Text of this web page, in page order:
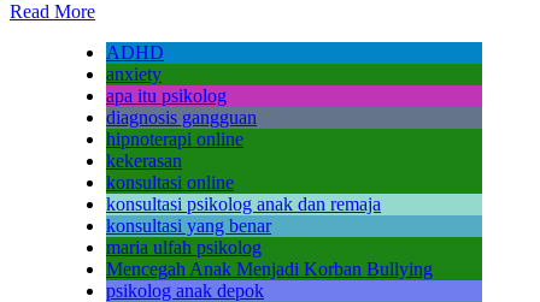
Read More
ADHD
anxiety
apa itu psikolog
diagnosis gangguan
hipnoterapi online
kekerasan
konsultasi online
konsultasi psikolog anak dan remaja
konsultasi yang benar
maria ulfah psikolog
Mencegah Anak Menjadi Korban Bullying
psikolog anak depok